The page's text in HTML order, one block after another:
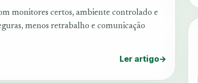
monitores certos, ambiente controlado e
menos retrabalho e comunicação
Ler artigo→